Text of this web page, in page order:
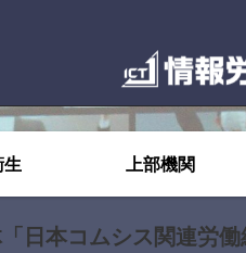
生 上部機関
本コムシス関連労働